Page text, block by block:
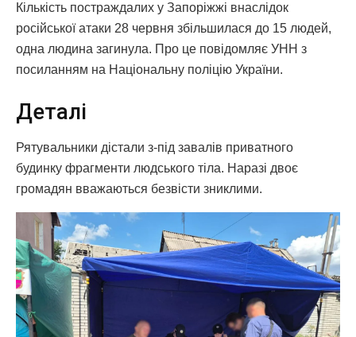
Кількість постраждалих у Запоріжжі внаслідок
російської атаки 28 червня збільшилася до 15 людей,
одна людина загинула. Про це повідомляє УНН з
посиланням на Національну поліцію України.
Деталі
Рятувальники дістали з-під завалів приватного
будинку фрагменти людського тіла. Наразі двоє
громадян вважаються безвісти зниклими.